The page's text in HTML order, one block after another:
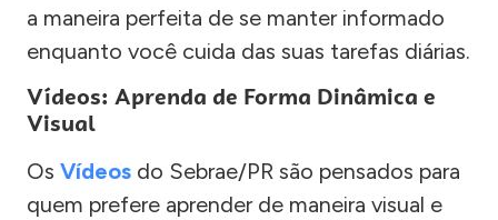
a maneira perfeita de se manter informado
enquanto você cuida das suas tarefas diárias.
Vídeos: Aprenda de Forma Dinâmica e
Visual
Os Vídeos do Sebrae/PR são pensados para
quem prefere aprender de maneira visual e